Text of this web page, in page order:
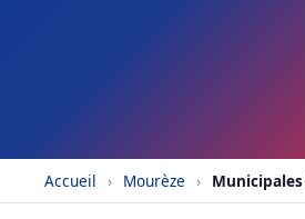
Accueil › Mourèze ›